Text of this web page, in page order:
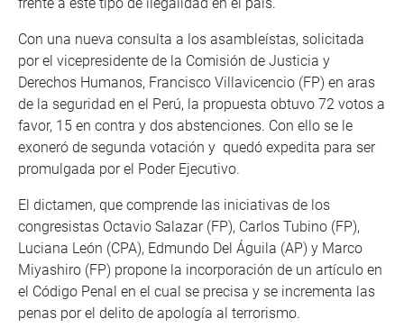
Con una nueva consulta a los asambleístas, solicitada
por el vicepresidente de la Comisión de Justicia y
Derechos Humanos, Francisco Villavicencio (FP) en aras
de la seguridad en el Perú, la propuesta obtuvo 72 votos a
favor, 15 en contra y dos abstenciones. Con ello se le
exoneró de segunda votación y quedó expedita para ser
promulgada por el Poder Ejecutivo.
El dictamen, que comprende las iniciativas de los
congresistas Octavio Salazar (FP), Carlos Tubino (FP),
Luciana León (CPA), Edmundo Del Águila (AP) y Marco
Miyashiro (FP) propone la incorporación de un artículo en
el Código Penal en el cual se precisa y se incrementa las
penas por el delito de apología al terrorismo.